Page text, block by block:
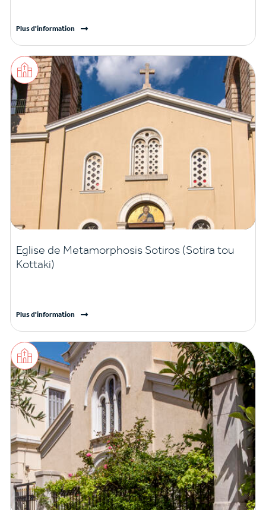
Plus d'information
Eglise de Metamorphosis Sotiros (Sotira tou
Kottaki)
Plus d'information